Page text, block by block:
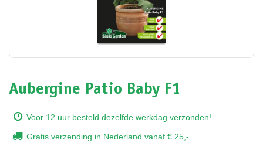
Aubergine Patio Baby F1
Voor 12 uur besteld dezelfde werkdag verzonden!
Gratis verzending in Nederland vanaf € 25,-